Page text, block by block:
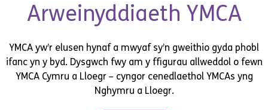
Arweinyddiaeth YMCA
YMCA yw’r elusen hynaf a mwyaf sy’n gweithio gyda phobl
ifanc yn y byd. Dysgwch fwy am y ffigurau allweddol o fewn
YMCA Cymru a Lloegr – cyngor cenedlaethol YMCAs yng
Nghymru a Lloegr.